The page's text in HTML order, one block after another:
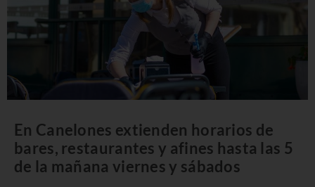
En Canelones extienden horarios de
bares, restaurantes y afines hasta las 5
de la mañana viernes y sábados